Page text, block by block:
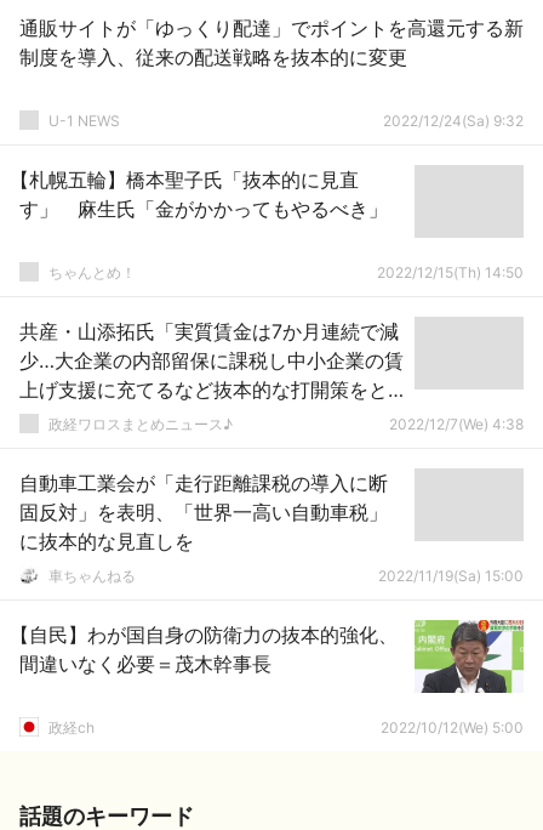
通販サイトが「ゆっくり配達」でポイントを高還元する新
制度を導入、従来の配送戦略を抜本的に変更
U-1 NEWS 2022/12/24(Sa) 9:32
【札幌五輪】橋本聖子氏「抜本的に見直
す」 麻生氏「金がかかってもやるべき」
ちゃんとめ！ 2022/12/15(Th) 14:50
共産・山添拓氏「実質賃金は7か月連続で減
少…大企業の内部留保に課税し中小企業の賃
上げ支援に充てるなど抜本的な打開策をと
るべきだ！」
政経ワロスまとめニュース♪ 2022/12/7(We) 4:38
自動車工業会が「走行距離課税の導入に断
固反対」を表明、「世界一高い自動車税」
に抜本的な見直しを
車ちゃんねる 2022/11/19(Sa) 15:00
【自民】わが国自身の防衛力の抜本的強化、
間違いなく必要＝茂木幹事長
政経ch 2022/10/12(We) 5:00
話題のキーワード